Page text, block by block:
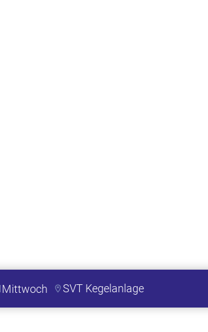
Mittwoch SVT Kegelanlage